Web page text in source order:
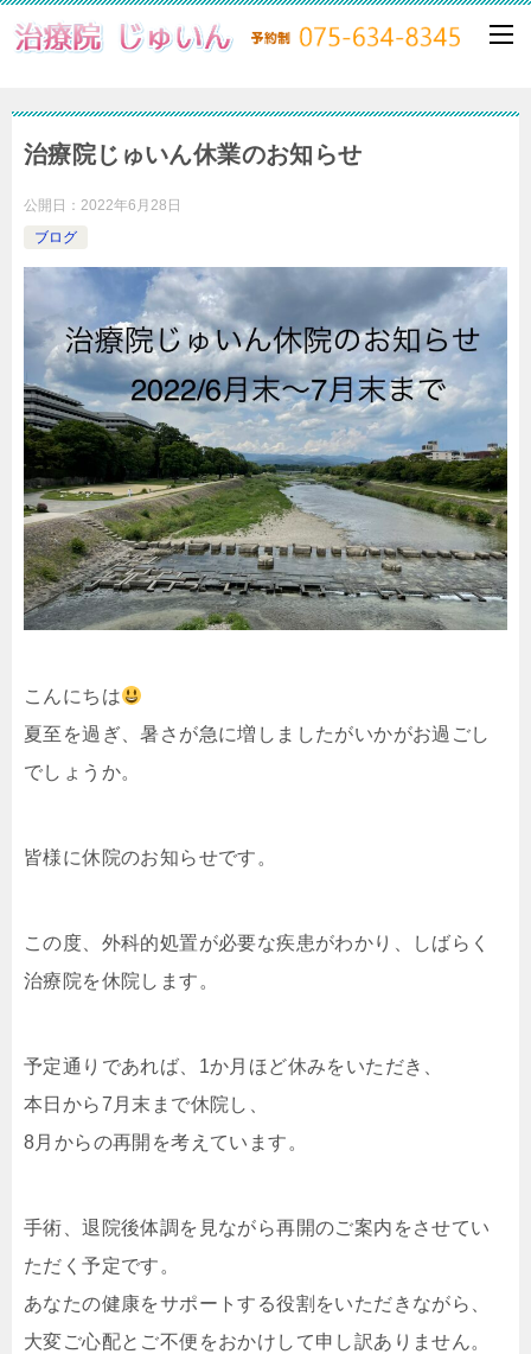
治療院じゅいん休業のお知らせ
公開日： 2022年6月28日
ブログ
こんにちは
夏至を過ぎ、暑さが急に増しましたがいかがお過ごし
でしょうか。
皆様に休院のお知らせです。
この度、外科的処置が必要な疾患がわかり、しばらく
治療院を休院します。
予定通りであれば、1か月ほど休みをいただき、
本日から7月末まで休院し、
8月からの再開を考えています。
手術、退院後体調を見ながら再開のご案内をさせてい
ただく予定です。
あなたの健康をサポートする役割をいただきながら、
大変ご心配とご不便をおかけして申し訳ありません。